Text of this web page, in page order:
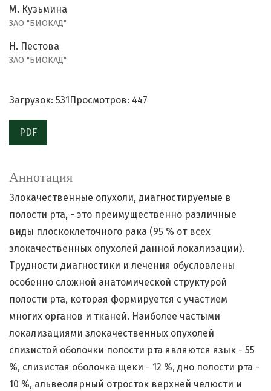
М. Кузьмина
ЗАО "БИОКАД"
Н. Пестова
ЗАО "БИОКАД"
Загрузок: 531 Просмотров: 447
PDF
Аннотация
Злокачественные опухоли, диагностируемые в
полости рта, - это преимущественно различные
виды плоскоклеточного рака (95 % от всех
злокачественных опухолей данной локализации).
Трудности диагностики и лечения обусловлены
особенно сложной анатомической структурой
полости рта, которая формируется с участием
многих органов и тканей. Наиболее частыми
локализациями злокачественных опухолей
слизистой оболочки полости рта являются язык - 55
%, слизистая оболочка щеки - 12 %, дно полости рта -
10 %, альвеолярный отросток верхней челюсти и